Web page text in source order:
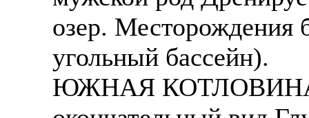
озер. Месторождения
угольный бассейн).
ЮЖНАЯ КОТЛОВИНА -